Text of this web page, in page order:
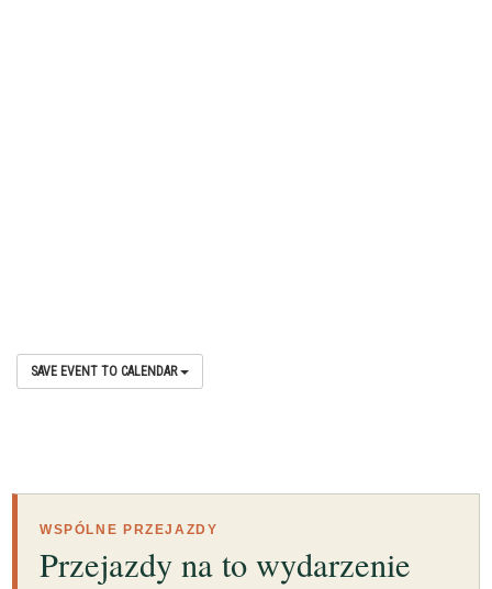
SAVE EVENT TO CALENDAR
WSPÓLNE PRZEJAZDY
Przejazdy na to wydarzenie